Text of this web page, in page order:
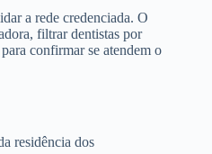
a rede credenciada. O
filtrar dentistas por
confirmar se atendem o
residência dos